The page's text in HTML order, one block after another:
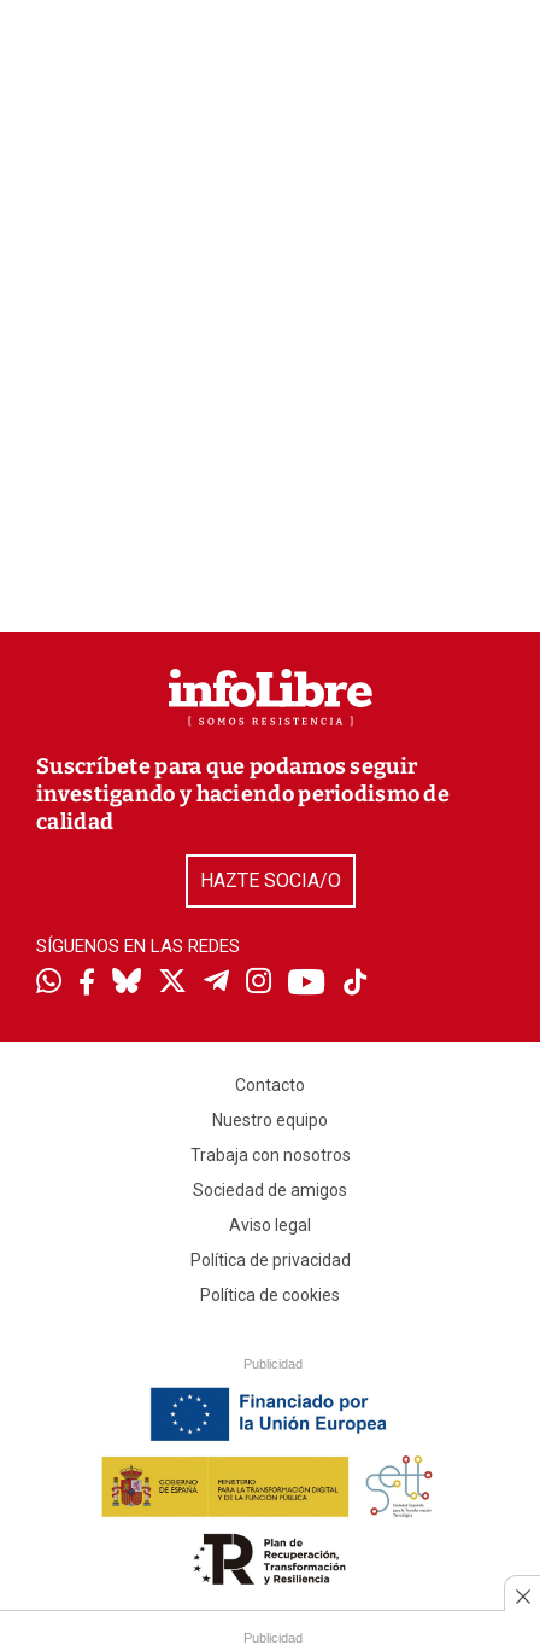
Publicidad
Suscríbete para que podamos seguir
investigando y haciendo periodismo de
calidad
HAZTE SOCIA/O
SÍGUENOS EN LAS REDES
Contacto
Nuestro equipo
Trabaja con nosotros
Sociedad de amigos
Aviso legal
Política de privacidad
Política de cookies
Publicidad
para la Transformación Tecnológica, financiado por la Unión Europea -